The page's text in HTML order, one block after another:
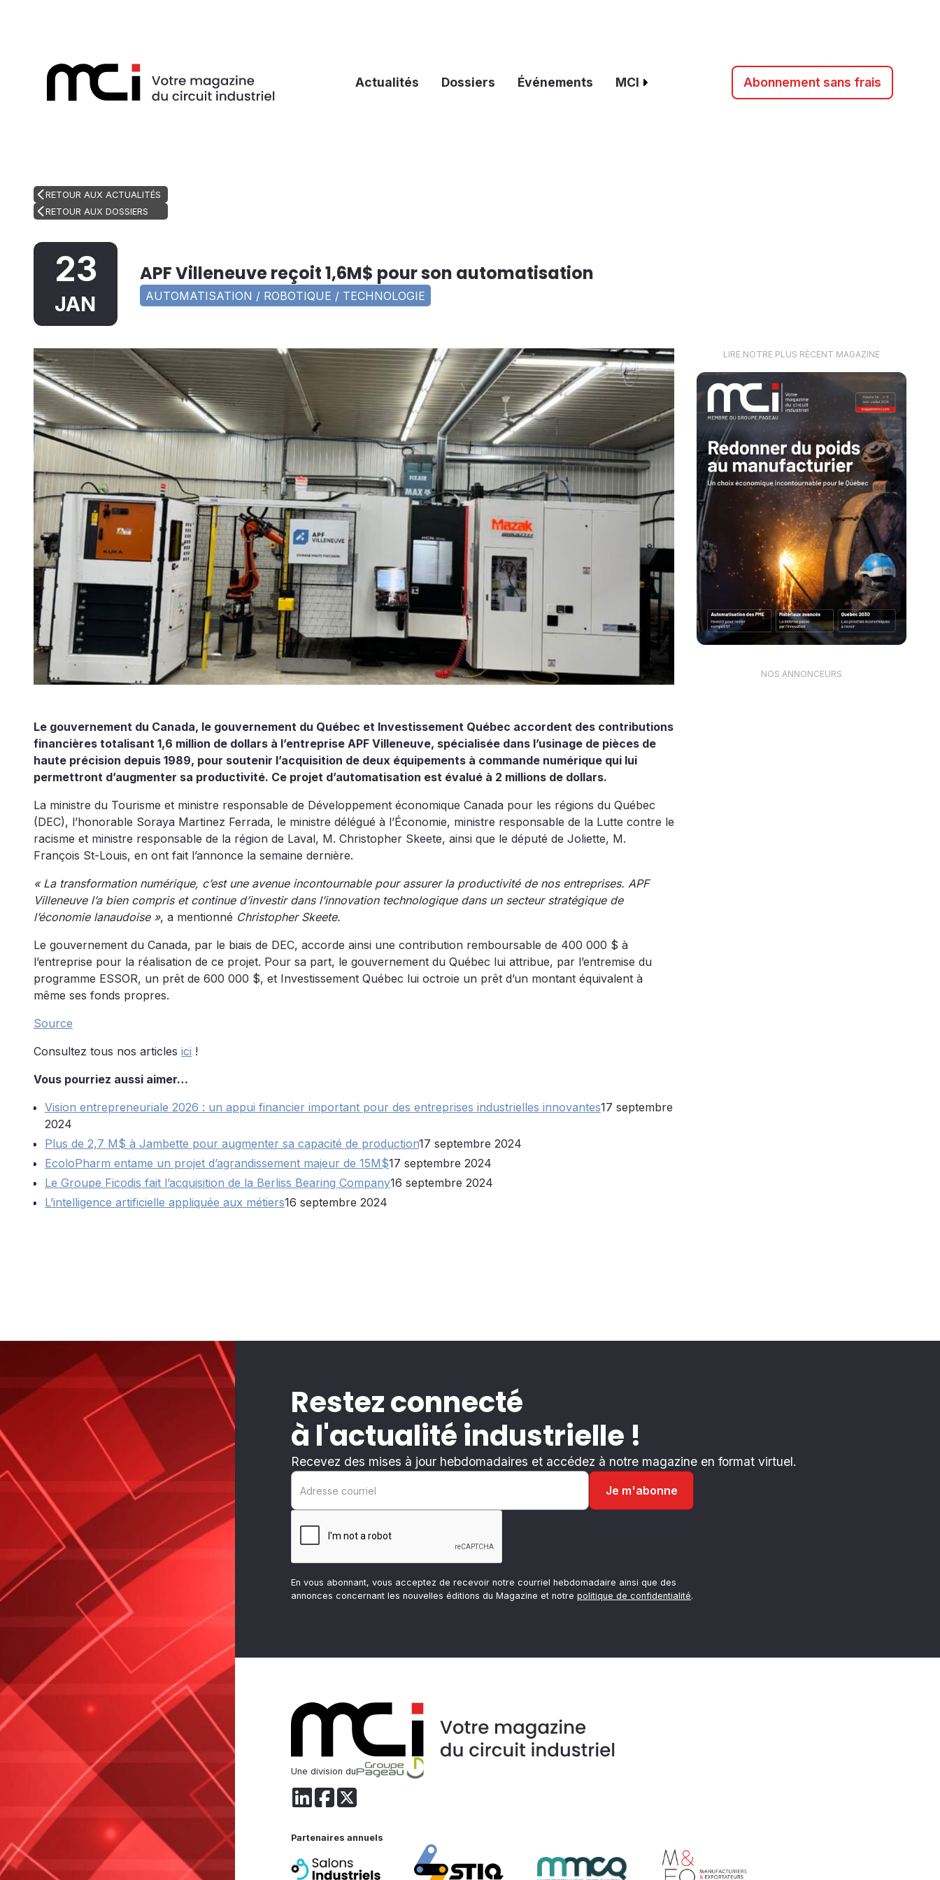
Actualités Dossiers Événements MCI Abonnement sans frais
RETOUR AUX ACTUALITÉS
RETOUR AUX DOSSIERS
23
JAN
APF Villeneuve reçoit 1,6M$ pour son automatisation
AUTOMATISATION / ROBOTIQUE / TECHNOLOGIE
Le gouvernement du Canada, le gouvernement du Québec et Investissement Québec accordent des contributions
financières totalisant 1,6 million de dollars à l’entreprise APF Villeneuve, spécialisée dans l’usinage de pièces de
haute précision depuis 1989, pour soutenir l’acquisition de deux équipements à commande numérique qui lui
permettront d’augmenter sa productivité. Ce projet d’automatisation est évalué à 2 millions de dollars.
La ministre du Tourisme et ministre responsable de Développement économique Canada pour les régions du Québec
(DEC), l’honorable Soraya Martinez Ferrada, le ministre délégué à l’Économie, ministre responsable de la Lutte contre le
racisme et ministre responsable de la région de Laval, M. Christopher Skeete, ainsi que le député de Joliette, M.
François St-Louis, en ont fait l’annonce la semaine dernière.
« La transformation numérique, c’est une avenue incontournable pour assurer la productivité de nos entreprises. APF
Villeneuve l’a bien compris et continue d’investir dans l’innovation technologique dans un secteur stratégique de
l’économie lanaudoise », a mentionné Christopher Skeete.
Le gouvernement du Canada, par le biais de DEC, accorde ainsi une contribution remboursable de 400 000 $ à
l’entreprise pour la réalisation de ce projet. Pour sa part, le gouvernement du Québec lui attribue, par l’entremise du
programme ESSOR, un prêt de 600 000 $, et Investissement Québec lui octroie un prêt d’un montant équivalent à
même ses fonds propres.
Source
Consultez tous nos articles ici !
Vous pourriez aussi aimer…
Vision entrepreneuriale 2026 : un appui financier important pour des entreprises industrielles innovantes17 septembre
2024
Plus de 2,7 M$ à Jambette pour augmenter sa capacité de production17 septembre 2024
EcoloPharm entame un projet d’agrandissement majeur de 15M$17 septembre 2024
Le Groupe Ficodis fait l’acquisition de la Berliss Bearing Company16 septembre 2024
L’intelligence artificielle appliquée aux métiers16 septembre 2024
LIRE NOTRE PLUS RÉCENT MAGAZINE
NOS ANNONCEURS
Restez connecté
à l'actualité industrielle !
Recevez des mises à jour hebdomadaires et accédez à notre magazine en format virtuel.
En vous abonnant, vous acceptez de recevoir notre courriel hebdomadaire ainsi que des
annonces concernant les nouvelles éditions du Magazine et notre politique de confidentialité.
Une division du
Partenaires annuels